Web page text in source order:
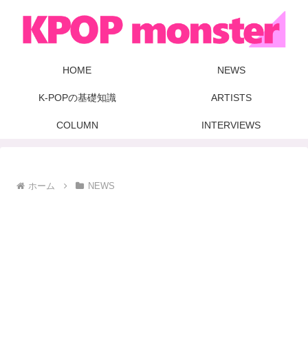
HOME NEWS
K-POPの基礎知識 ARTISTS
COLUMN INTERVIEWS
ホーム NEWS